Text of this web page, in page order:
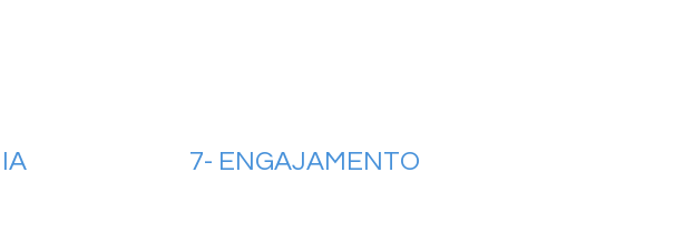
7- ENGAJAMENTO